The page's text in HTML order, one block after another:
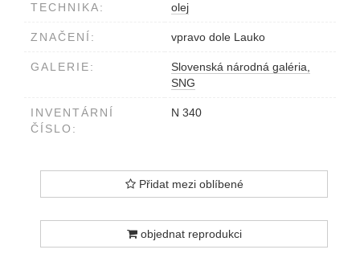
TECHNIKA: olej
ZNAČENÍ: vpravo dole Lauko
GALERIE:
Slovenská národná galéria,
SNG
INVENTÁRNÍ
ČÍSLO:
N 340
Přidat mezi oblíbené
objednat reprodukci